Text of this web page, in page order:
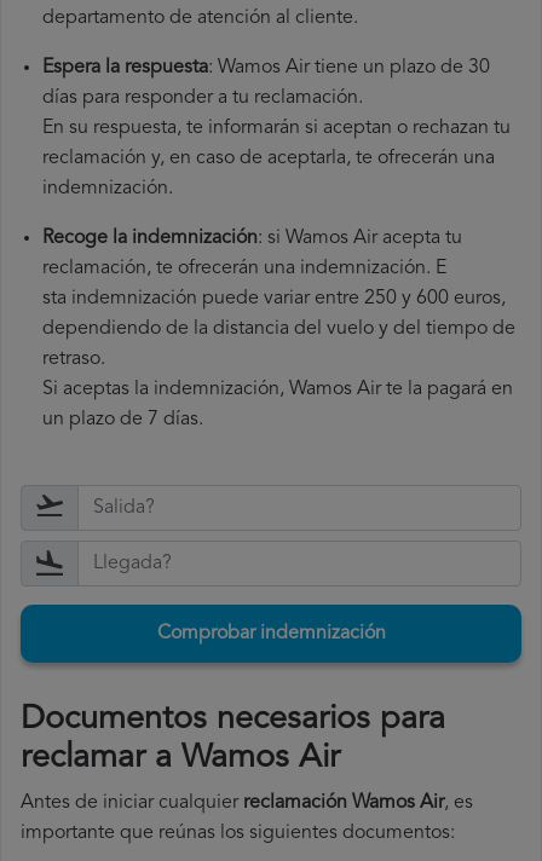
departamento de atención al cliente.
Espera la respuesta: Wamos Air tiene un plazo de 30
días para responder a tu reclamación.
En su respuesta, te informarán si aceptan o rechazan tu
reclamación y, en caso de aceptarla, te ofrecerán una
indemnización.
Recoge la indemnización: si Wamos Air acepta tu
reclamación, te ofrecerán una indemnización. E
sta indemnización puede variar entre 250 y 600 euros,
dependiendo de la distancia del vuelo y del tiempo de
retraso.
Si aceptas la indemnización, Wamos Air te la pagará en
un plazo de 7 días.
Comprobar indemnización
Documentos necesarios para
reclamar a Wamos Air
Antes de iniciar cualquier reclamación Wamos Air, es
importante que reúnas los siguientes documentos: